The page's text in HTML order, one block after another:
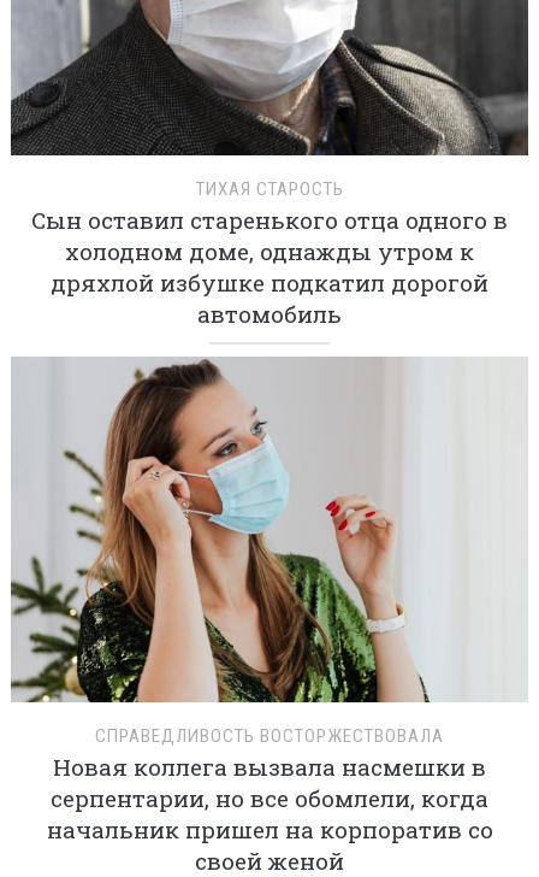
ТИХАЯ СТАРОСТЬ
Сын оставил старенького отца одного в
холодном доме, однажды утром к
дряхлой избушке подкатил дорогой
автомобиль
СПРАВЕДЛИВОСТЬ ВОСТОРЖЕСТВОВАЛА
Новая коллега вызвала насмешки в
серпентарии, но все обомлели, когда
начальник пришел на корпоратив со
своей женой